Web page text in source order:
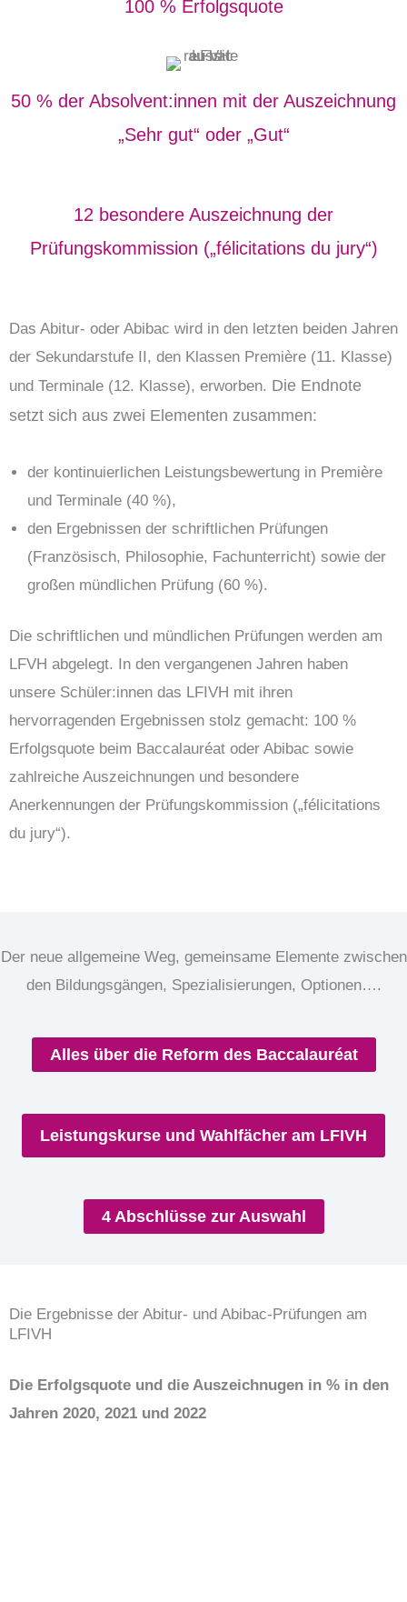
100 % Erfolgsquote
50 % der Absolvent:innen mit der Auszeichnung
„Sehr gut“ oder „Gut“
12 besondere Auszeichnung der
Prüfungskommission („félicitations du jury“)
Das Abitur- oder Abibac wird in den letzten beiden Jahren
der Sekundarstufe II, den Klassen Première (11. Klasse)
und Terminale (12. Klasse), erworben. Die Endnote
setzt sich aus zwei Elementen zusammen:
der kontinuierlichen Leistungsbewertung in Première
und Terminale (40 %),
den Ergebnissen der schriftlichen Prüfungen
(Französisch, Philosophie, Fachunterricht) sowie der
großen mündlichen Prüfung (60 %).
Die schriftlichen und mündlichen Prüfungen werden am
LFVH abgelegt. In den vergangenen Jahren haben
unsere Schüler:innen das LFIVH mit ihren
hervorragenden Ergebnissen stolz gemacht: 100 %
Erfolgsquote beim Baccalauréat oder Abibac sowie
zahlreiche Auszeichnungen und besondere
Anerkennungen der Prüfungskommission („félicitations
du jury“).
Der neue allgemeine Weg, gemeinsame Elemente zwischen
den Bildungsgängen, Spezialisierungen, Optionen….
Alles über die Reform des Baccalauréat
Leistungskurse und Wahlfächer am LFIVH
4 Abschlüsse zur Auswahl
Die Ergebnisse der Abitur- und Abibac-Prüfungen am
LFIVH
Die Erfolgsquote und die Auszeichnugen in % in den
Jahren 2020, 2021 und 2022